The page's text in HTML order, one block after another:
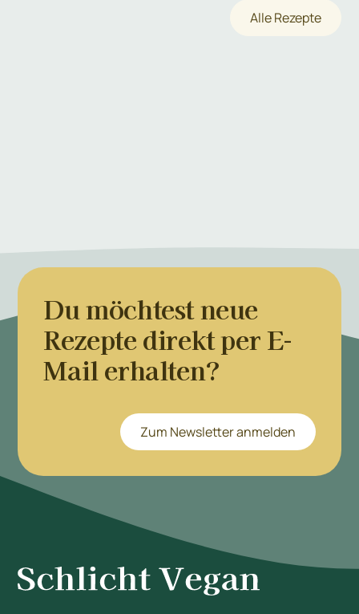
Alle Rezepte
Du möchtest neue
Rezepte direkt per E-
Mail erhalten?
Zum Newsletter anmelden